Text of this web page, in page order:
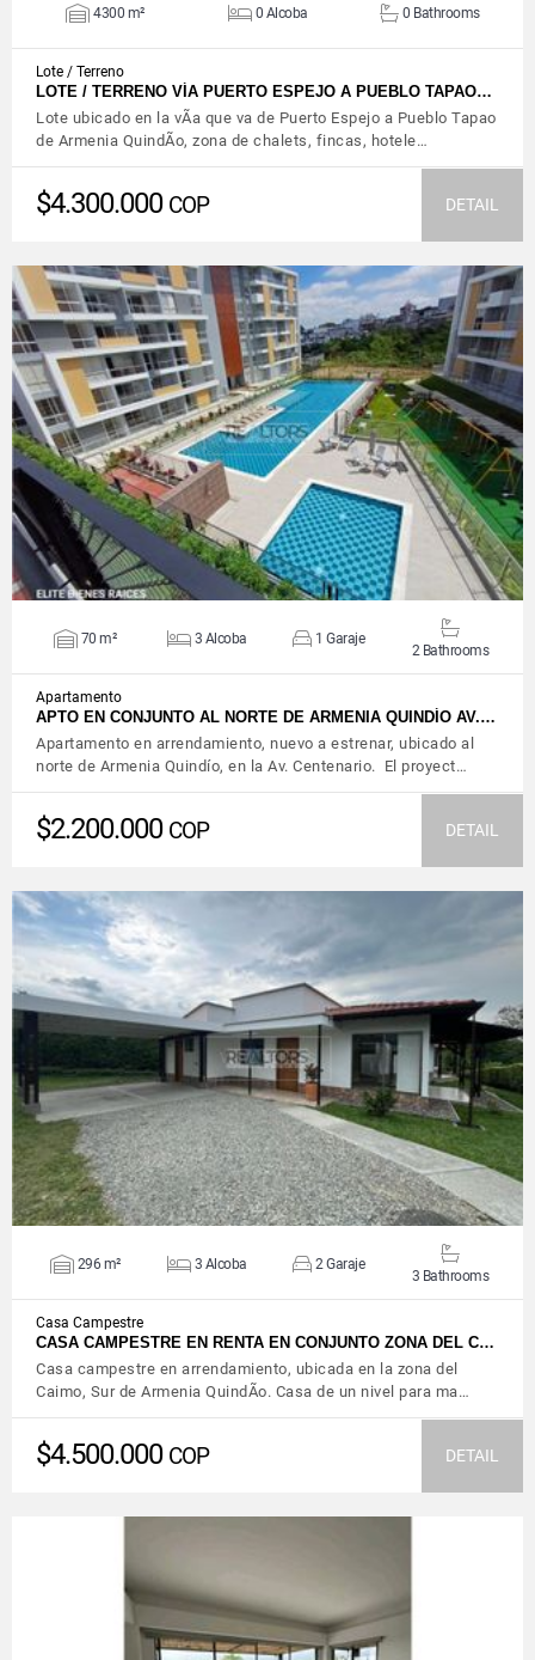
4300 m² 0 Alcoba 0 Bathrooms
Lote / Terreno
LOTE / TERRENO VÍA PUERTO ESPEJO A PUEBLO TAPAO…
Lote ubicado en la vÃ­a que va de Puerto Espejo a Pueblo Tapao
de Armenia QuindÃ­o, zona de chalets, fincas, hotele…
$4.300.000 COP DETAIL
VIEW DETAILS
70 m² 3 Alcoba 1 Garaje
2 Bathrooms
Apartamento
APTO EN CONJUNTO AL NORTE DE ARMENIA QUINDÍO AV.…
Apartamento en arrendamiento, nuevo a estrenar, ubicado al
norte de Armenia Quindío, en la Av. Centenario. El proyect…
$2.200.000 COP DETAIL
VIEW DETAILS
296 m² 3 Alcoba 2 Garaje
3 Bathrooms
Casa Campestre
CASA CAMPESTRE EN RENTA EN CONJUNTO ZONA DEL C…
Casa campestre en arrendamiento, ubicada en la zona del
Caimo, Sur de Armenia QuindÃ­o. Casa de un nivel para ma…
$4.500.000 COP DETAIL